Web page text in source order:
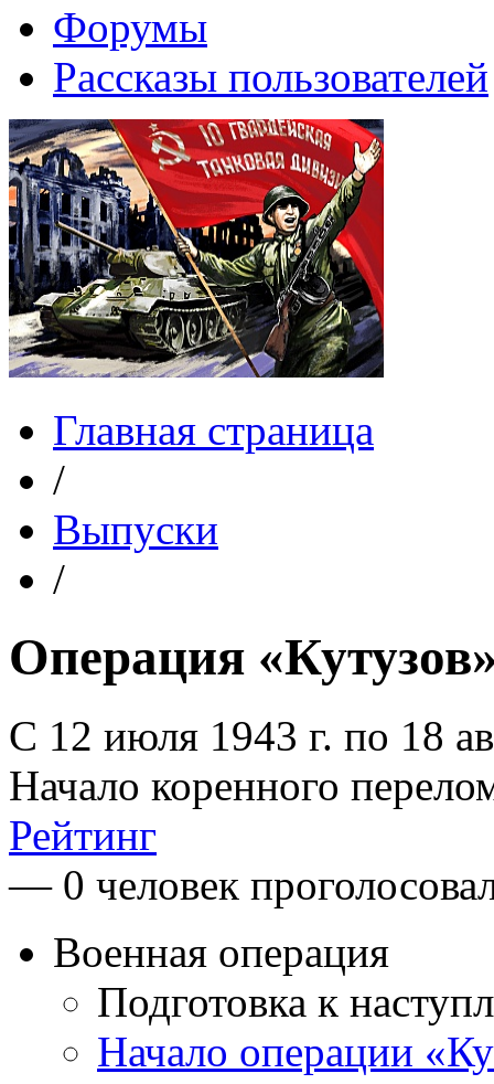
Форумы
Рассказы пользователей
Главная страница
/
Выпуски
/
Операция
С 12 июля 1943 г. по 18
Начало коренного
Рейтинг
— 0 человек
Военная операция
Подготовка к
Начало операции